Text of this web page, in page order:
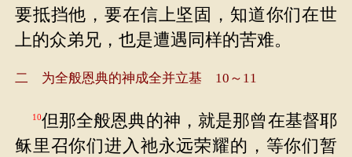
要抵挡他，要在信上坚固，知道你们在世
上的众弟兄，也是遭遇同样的苦难。
二 为全般恩典的神成全并立基 10～11
10但那全般恩典的神，就是那曾在基督耶
稣里召你们进入祂永远荣耀的，等你们暂